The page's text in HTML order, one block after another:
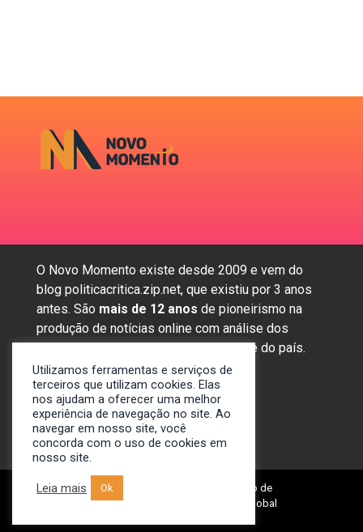
O Novo Momento existe desde 2009 e vem do
blog politicacritica.zip.net, que existiu por 3 anos
antes. São mais de 12 anos de pioneirismo na
produção de notícias online com análise dos
assuntos mais importantes da região e do país.
Sobre nós
Anunciar
Contato
© 2009-2024. Portal Novo Momento de
Notícias. Desenvolvido por: Spivit Global
Utilizamos ferramentas e serviços de
terceiros que utilizam cookies. Elas
nos ajudam a oferecer uma melhor
experiência de navegação no site. Ao
navegar em nosso site, você
concorda com o uso de cookies em
nosso site.
Leia mais Ok